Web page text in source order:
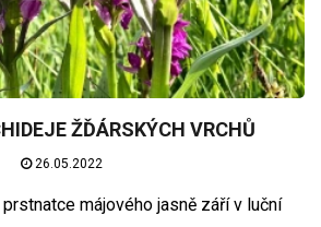
ŽĎÁRSKÝCH VRCHŮ
26.05.2022
májového jasně září v luční